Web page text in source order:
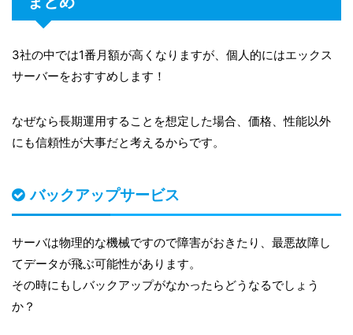
3社の中では1番月額が高くなりますが、個人的にはエックス
サーバーをおすすめします！
なぜなら長期運用することを想定した場合、価格、性能以外
にも信頼性が大事だと考えるからです。
バックアップサービス
サーバは物理的な機械ですので障害がおきたり、最悪故障し
てデータが飛ぶ可能性があります。
その時にもしバックアップがなかったらどうなるでしょう
か？